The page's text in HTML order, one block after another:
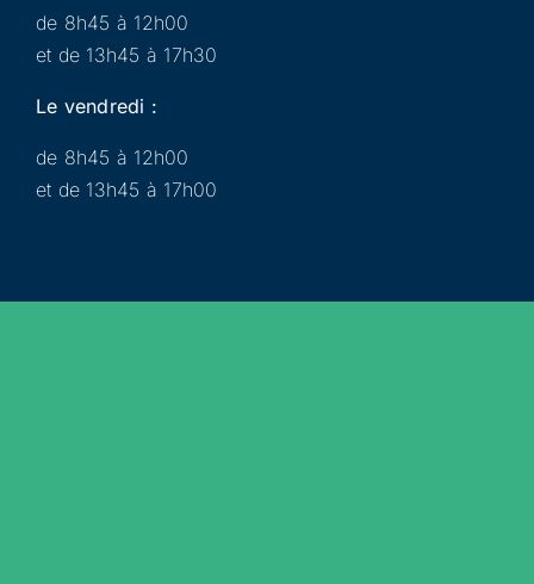
de 8h45 à 12h00
et de 13h45 à 17h30
Le vendredi :
de 8h45 à 12h00
et de 13h45 à 17h00